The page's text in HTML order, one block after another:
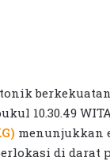
10.30.49
menunjukkan
di darat